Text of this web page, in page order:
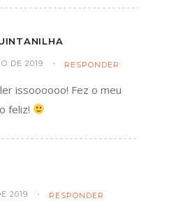
DE 2019 RESPONDER
issoooooo! Fez o meu
feliz!
2019 RESPONDER